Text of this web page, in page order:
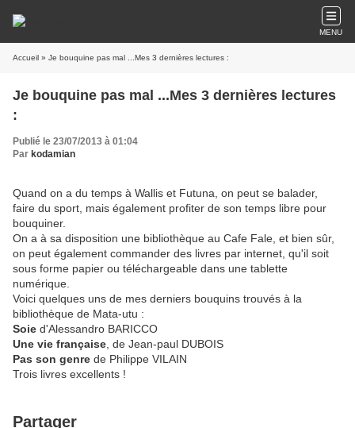
MENU
Accueil » Je bouquine pas mal ...Mes 3 dernières lectures :
Je bouquine pas mal ...Mes 3 dernières lectures
:
Publié le 23/07/2013 à 01:04
Par kodamian
Quand on a du temps à Wallis et Futuna, on peut se balader,
faire du sport, mais également profiter de son temps libre pour
bouquiner.
On a à sa disposition une bibliothèque au Cafe Fale, et bien sûr,
on peut également commander des livres par internet, qu'il soit
sous forme papier ou téléchargeable dans une tablette
numérique.
Voici quelques uns de mes derniers bouquins trouvés à la
bibliothèque de Mata-utu :
Soie d'Alessandro BARICCO
Une vie française , de Jean-paul DUBOIS
Pas son genre de Philippe VILAIN
Trois livres excellents !
Partager